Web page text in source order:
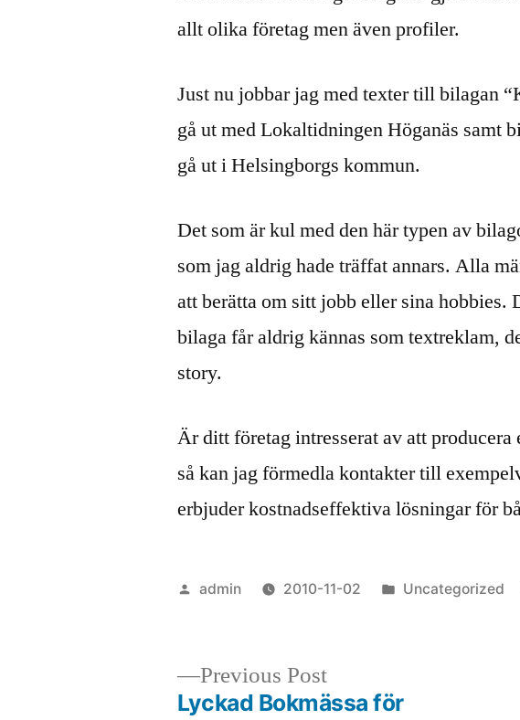
allt olika företag men även profiler.
Just nu jobbar jag med texter till bilagan
gå ut med Lokaltidningen Höganäs samt
gå ut i Helsingborgs kommun.
Det som är kul med den här typen av
som jag aldrig hade träffat annars. Alla
att berätta om sitt jobb eller sina hobbies.
bilaga får aldrig kännas som textreklam,
story.
Är ditt företag intresserat av att
så kan jag förmedla kontakter till
erbjuder kostnadseffektiva lösningar för
Posted
admin 2010-11-02
Posted
Uncategorized
Previous PostPrevious
post:
Lyckad Bokmässa för